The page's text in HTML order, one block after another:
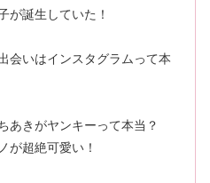
が誕生していた！
会いはインスタグラムって本
あきがヤンキーって本当？
が超絶可愛い！